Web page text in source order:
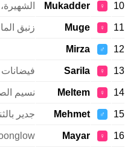
10
♀
Mukadder
11
♀
Muge زنبق
12
♂
Mirza
13
♀
Sarila فيضانات
14
♀
Meltem نسيم
15
♂
Mehmet جدير
16
♀
Mayar